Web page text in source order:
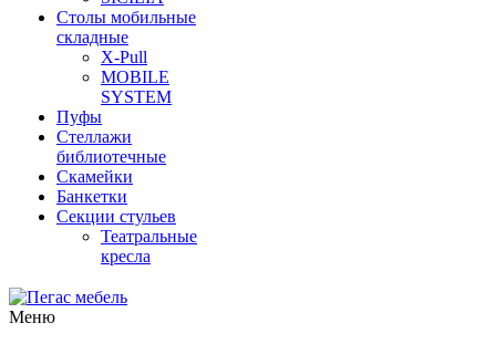
Столы мобильные
складные
X-Pull
MOBILE
SYSTEM
Пуфы
Стеллажи
библиотечные
Скамейки
Банкетки
Секции стульев
Театральные
кресла
Меню